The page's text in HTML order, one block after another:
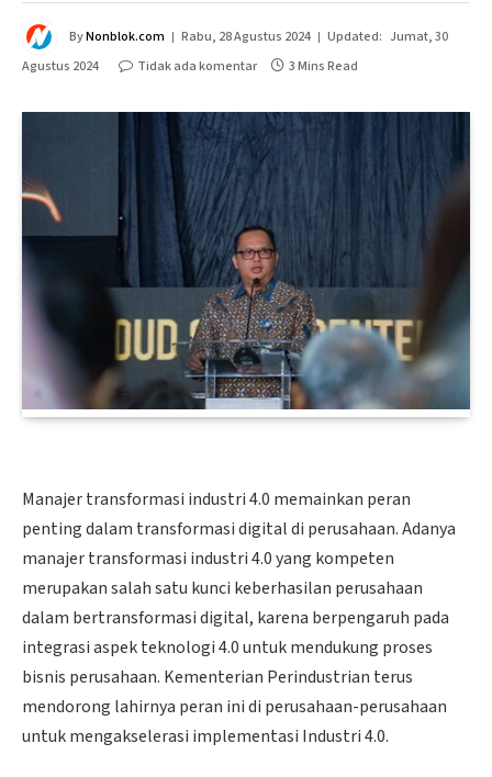
ByNonblok.com Rabu, 28 Agustus 2024 Updated: Jumat, 30
Agustus 2024
Tidak ada komentar 3 Mins Read
Manajer transformasi industri 4.0 memainkan peran
penting dalam transformasi digital di perusahaan. Adanya
manajer transformasi industri 4.0 yang kompeten
merupakan salah satu kunci keberhasilan perusahaan
dalam bertransformasi digital, karena berpengaruh pada
integrasi aspek teknologi 4.0 untuk mendukung proses
bisnis perusahaan. Kementerian Perindustrian terus
mendorong lahirnya peran ini di perusahaan-perusahaan
untuk mengakselerasi implementasi Industri 4.0.